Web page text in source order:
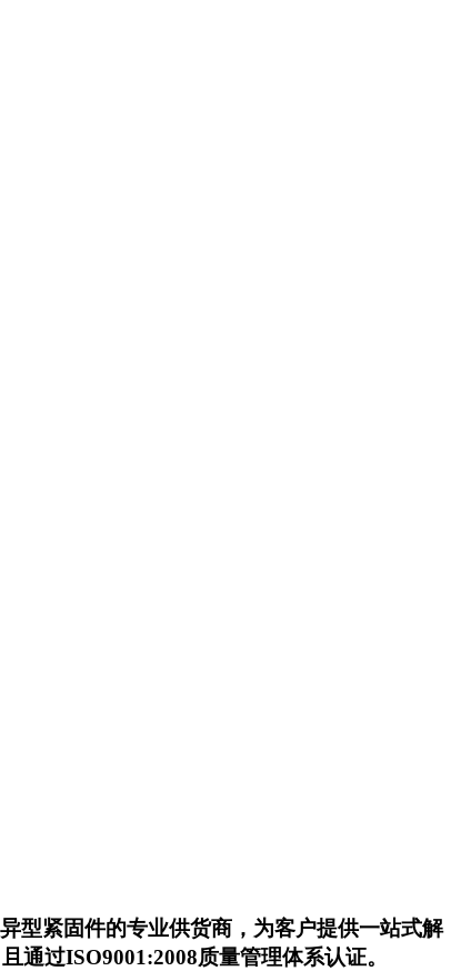
型紧固件的专业供货商，为客户提供一站式解
过ISO9001:2008质量管理体系认证。